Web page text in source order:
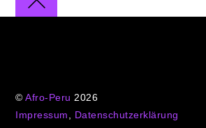
©Afro-Peru 2026
Impressum
Datenschutzerklärung